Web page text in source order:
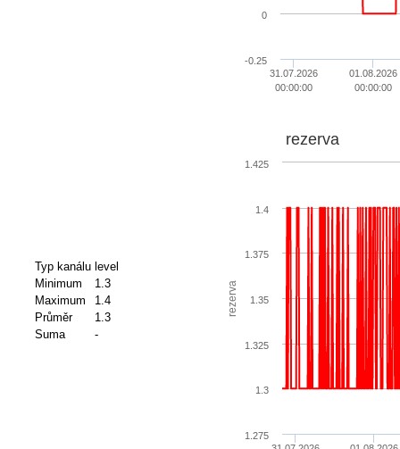
31.07.2026
00:00:00
01.08.2026
00:00:00
-0.25
0
Typ kanálu level
Minimum
1.3
Maximum
1.4
Průměr
1.3
Suma
-
rezerva
rezerva
1.275
1.3
1.325
1.35
1.375
1.4
1.425